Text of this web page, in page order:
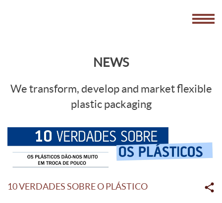
NEWS
We transform, develop and market flexible
plastic packaging
10 VERDADES SOBRE O PLÁSTICO